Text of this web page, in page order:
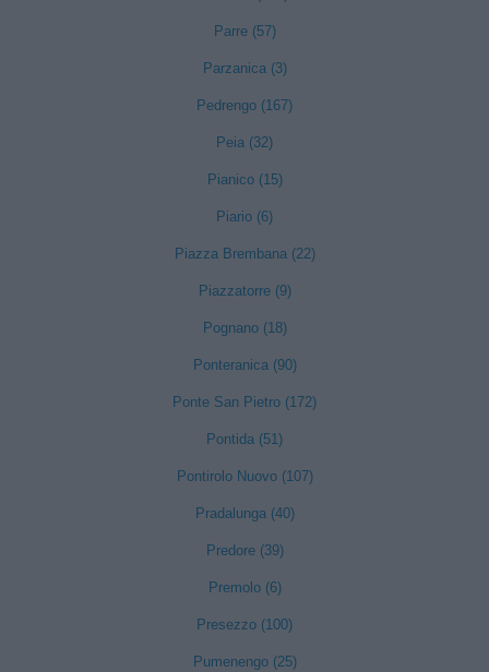
Parre (57)
Parzanica (3)
Pedrengo (167)
Peia (32)
Pianico (15)
Piario (6)
Piazza Brembana (22)
Piazzatorre (9)
Pognano (18)
Ponteranica (90)
Ponte San Pietro (172)
Pontida (51)
Pontirolo Nuovo (107)
Pradalunga (40)
Predore (39)
Premolo (6)
Presezzo (100)
Pumenengo (25)